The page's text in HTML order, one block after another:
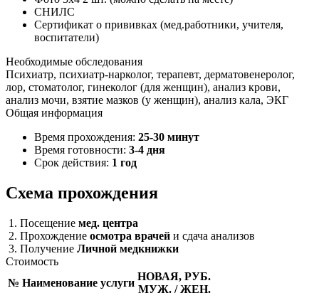
СНИЛС
Сертификат о прививках (мед.работники, учителя,
воспитатели)
Необходимые обследования
Психиатр, психиатр-нарколог, терапевт, дерматовенеролог,
лор, стоматолог, гинеколог (для женщин), анализ крови,
анализ мочи, взятие мазков (у женщин), анализ кала, ЭКГ
Общая информация
Время прохождения: 25-30 минут
Время готовности: 3-4 дня
Срок действия: 1 год
Схема прохождения
1. Посещение мед. центра
2. Прохождение осмотра врачей и сдача анализов
3. Получение Личной медкнижки
Стоимость
№ Наименование услуги
НОВАЯ, РУБ.
МУЖ. / ЖЕН.